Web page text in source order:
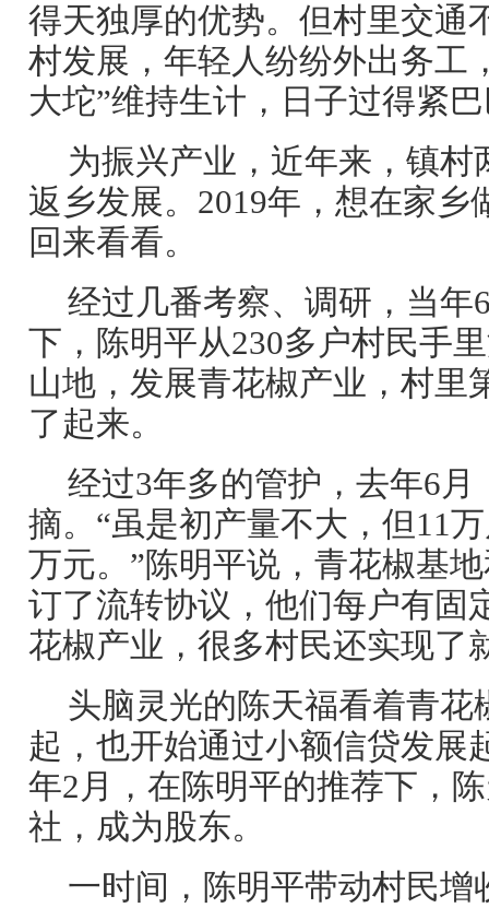
得天独厚的优势。但村里交通
村发展，年轻人纷纷外出务工
大坨”维持生计，日子过得紧
为振兴产业，近年来，镇村
返乡发展。2019年，想在家乡
回来看看。
经过几番考察、调研，当年
下，陈明平从230多户村民手
山地，发展青花椒产业，村里
了起来。
经过3年多的管护，去年6月
摘。“虽是初产量不大，但11
万元。”陈明平说，青花椒基
订了流转协议，他们每户有固
花椒产业，很多村民还实现了
头脑灵光的陈天福看着青花
起，也开始通过小额信贷发展
年2月，在陈明平的推荐下，
社，成为股东。
一时间，陈明平带动村民增